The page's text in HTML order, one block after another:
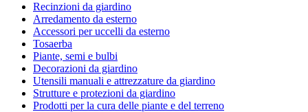
Recinzioni da giardino
Arredamento da esterno
Accessori per uccelli da esterno
Tosaerba
Piante, semi e bulbi
Decorazioni da giardino
Utensili manuali e attrezzature da giardino
Strutture e protezioni da giardino
Prodotti per la cura delle piante e del terreno